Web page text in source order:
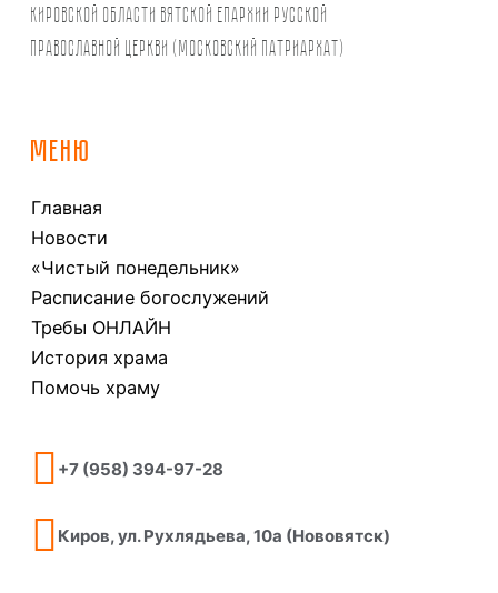
Кировской области Вятской Епархии Русской
Православной Церкви (Московский Патриархат)
МЕНЮ
Главная
Новости
«Чистый понедельник»
Расписание богослужений
Требы ОНЛАЙН
История храма
Помочь храму
+7 (958) 394-97-28
Киров, ул. Рухлядьева, 10а (Нововятск)